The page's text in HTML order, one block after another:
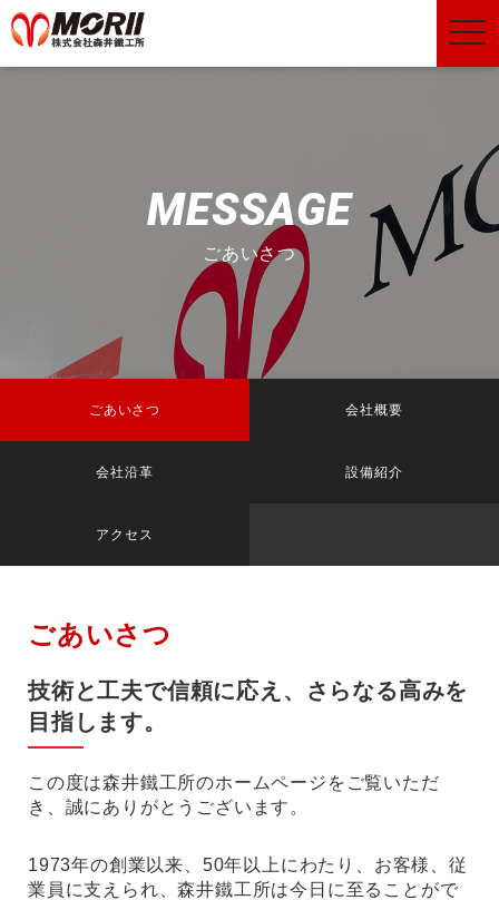
MESSAGE
ごあいさつ
ごあいさつ 会社概要
会社沿革 設備紹介
アクセス
ごあいさつ
技術と工夫で信頼に応え、さらなる高みを
目指します。
この度は森井鐵工所のホームページをご覧いただ
き、誠にありがとうございます。
1973年の創業以来、50年以上にわたり、お客様、従
業員に支えられ、森井鐵工所は今日に至ることがで